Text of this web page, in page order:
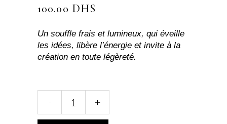
100.00 DHS
Un souffle frais et lumineux, qui éveille
les idées, libère l’énergie et invite à la
création en toute légèreté.
“Bien-
- +